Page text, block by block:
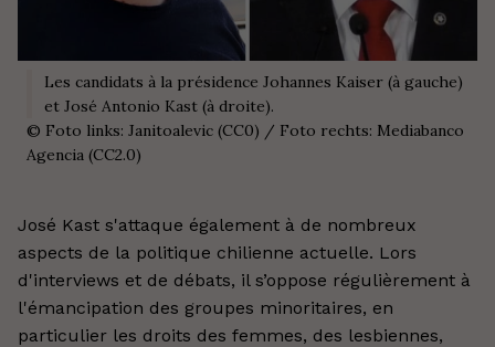
Les candidats à la présidence Johannes Kaiser (à gauche)
et José Antonio Kast (à droite).
© Foto links: Janitoalevic (CC0) / Foto rechts: Mediabanco
Agencia (CC2.0)
José Kast s'attaque également à de nombreux
aspects de la politique chilienne actuelle. Lors
d'interviews et de débats, il s’oppose régulièrement à
l'émancipation des groupes minoritaires, en
particulier les droits des femmes, des lesbiennes,